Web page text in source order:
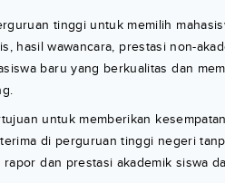
tinggi untuk memilih
hasil wawancara, prestasi non-
baru yang berkualitas dan
untuk memberikan
di perguruan tinggi negeri
dan prestasi akademik siswa